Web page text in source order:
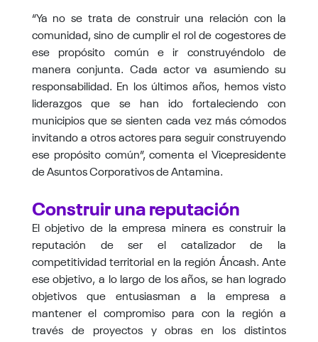
“Ya no se trata de construir una relación con la
comunidad, sino de cumplir el rol de cogestores de
ese propósito común e ir construyéndolo de
manera conjunta. Cada actor va asumiendo su
responsabilidad. En los últimos años, hemos visto
liderazgos que se han ido fortaleciendo con
municipios que se sienten cada vez más cómodos
invitando a otros actores para seguir construyendo
ese propósito común”, comenta el Vicepresidente
de Asuntos Corporativos de Antamina.
Construir una reputación
El objetivo de la empresa minera es construir la
reputación de ser el catalizador de la
competitividad territorial en la región Áncash. Ante
ese objetivo, a lo largo de los años, se han logrado
objetivos que entusiasman a la empresa a
mantener el compromiso para con la región a
través de proyectos y obras en los distintos